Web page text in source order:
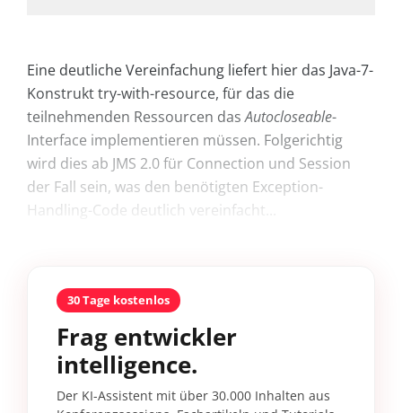
Eine deutliche Vereinfachung liefert hier das ­Java-7-
Konstrukt try-with-resource, für das die
teilnehmenden Ressourcen dasAutocloseable-
Interface implementieren müssen. Folgerichtig
wird dies ab JMS 2.0 für Connection und Session
der Fall sein, was den benötigten Exception-
Handling-Code deutlich vereinfacht...
30 Tage kostenlos
Frag entwickler
intelligence.
Der KI-Assistent mit über 30.000 Inhalten aus